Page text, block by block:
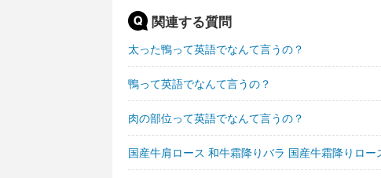
関連する質問
太った鴨って英語でなんて言うの？
鴨って英語でなんて言うの？
肉の部位って英語でなんて言うの？
国産牛肩ロース 和牛霜降りバラ 国産牛霜降りロー